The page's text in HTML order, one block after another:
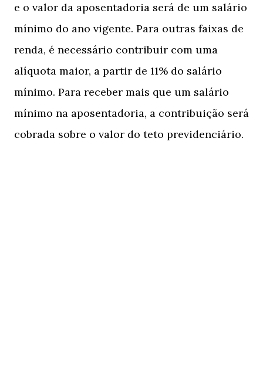
e o valor da aposentadoria será de um salário
mínimo do ano vigente. Para outras faixas de
renda, é necessário contribuir com uma
alíquota maior, a partir de 11% do salário
mínimo. Para receber mais que um salário
mínimo na aposentadoria, a contribuição será
cobrada sobre o valor do teto previdenciário.